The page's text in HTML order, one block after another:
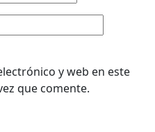
y web en este
que comente.